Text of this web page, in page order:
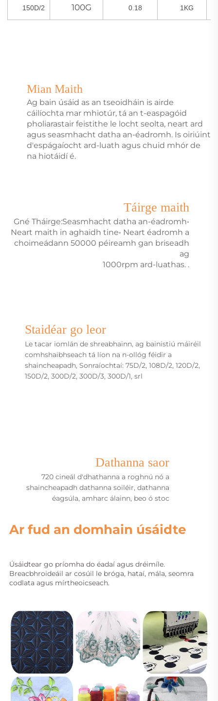
150D/2 100G 0.18 1KG
Mian Maith
Ag bain úsáid as an tseoidháin is airde
cáilíochta mar mhiotúr, tá an t-easpagóid
pholiarastair feistithe le locht seolta, neart ard
agus seasmhacht datha an-éadromh. Is oiriúint
d'espágaíocht ard-luath agus chuid mhór de
na hiotáidí é.
Táirge maith
Gné Tháirge:Seasmhacht datha an-éadromh•
Neart maith in aghaidh tine• Neart éadromh a
choimeádann 50000 péireamh gan briseadh
ag
1000rpm ard-luathas. .
Staidéar go leor
Le tacar iomlán de shreabhainn, ag bainistiú máiréil
comhshaibhseach tá líon na n-ollóg féidir a
shaincheapadh,Sonraíochtaí: 75D/2, 108D/2, 120D/2,
150D/2, 300D/2, 300D/3, 300D/1, srl
Dathanna saor
720 cineál d'dhathanna a roghnú nó a
shaincheapadhdathanna soiléir, dathanna
éagsúla, amharc álainn, beo ó stoc
Ar fud an domhain úsáidte
Úsáidtear go príomha do éadaí agus dréimíle.
Breacbhroideáil ar cosúil le bróga, hataí, mála, seomra
codlata agus mírtheoicseach.